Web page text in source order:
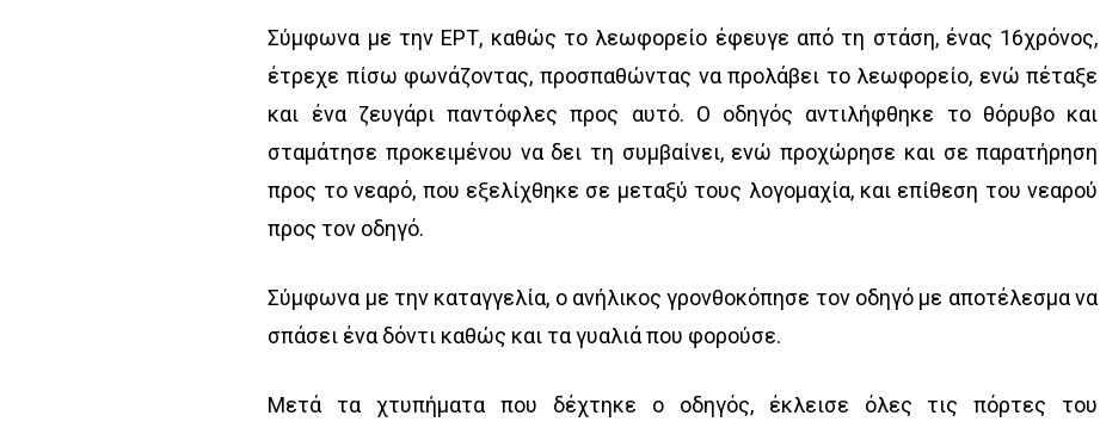
Σύμφωνα με την ΕΡΤ, καθώς το λεωφορείο έφευγε από τη στάση, ένας 16χρόνος,
έτρεχε πίσω φωνάζοντας, προσπαθώντας να προλάβει το λεωφορείο, ενώ πέταξε
και ένα ζευγάρι παντόφλες προς αυτό. Ο οδηγός αντιλήφθηκε το θόρυβο και
σταμάτησε προκειμένου να δει τη συμβαίνει, ενώ προχώρησε και σε παρατήρηση
προς το νεαρό, που εξελίχθηκε σε μεταξύ τους λογομαχία, και επίθεση του νεαρού
προς τον οδηγό.
Σύμφωνα με την καταγγελία, ο ανήλικος γρονθοκόπησε τον οδηγό με αποτέλεσμα να
σπάσει ένα δόντι καθώς και τα γυαλιά που φορούσε.
Μετά τα χτυπήματα που δέχτηκε ο οδηγός, έκλεισε όλες τις πόρτες του